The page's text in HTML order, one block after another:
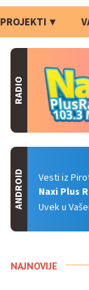
PROJEKTI
RADIO
Vesti iz
Naxi Plus
Uvek u
ANDROID
NAJNOVIJE